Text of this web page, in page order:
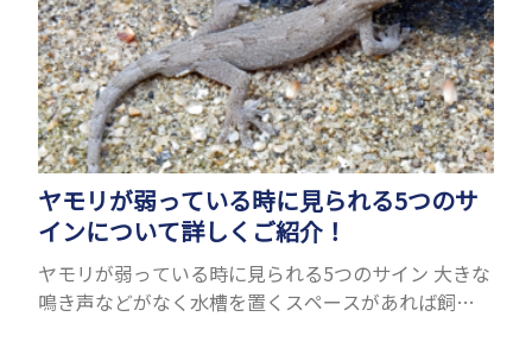
ヤモリが弱っている時に見られる5つのサ
インについて詳しくご紹介！
ヤモリが弱っている時に見られる5つのサイン 大きな
鳴き声などがなく水槽を置くスペースがあれば飼う